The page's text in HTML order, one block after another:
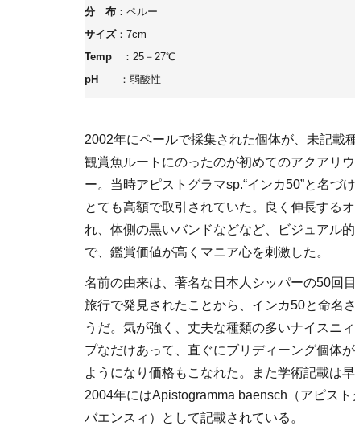
分 布 ：ペルー
サイズ：7cm
Temp ：25－27℃
pH
：弱酸性
2002年にペールで採集された個体が、未記載
観賞魚ルートにのったのが初めてのアクアリウ
ー。当時アピストグラマsp.“インカ50”と名づけ
とても高額で取引されていた。良く伸長する
れ、体側の黒いバンドなどなど、ビジュアル
で、鑑賞価値が高くマニア心を刺激した。
名前の由来は、著名な日本人シッパーの50回
旅行で発見されたことから、インカ50と命名
うだ。気が強く、丈夫な種類の多いナイスニ
プなだけあって、直ぐにブリディーング個体
ようになり価格もこなれた。また学術記載は早
2004年にはApistogramma baensch（アピスト
バエンスィ）として記載されている。